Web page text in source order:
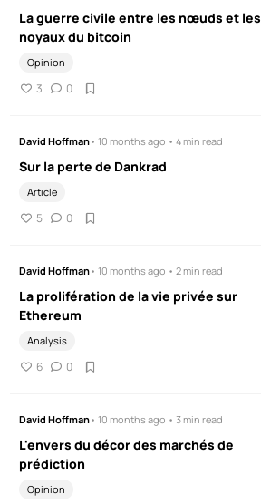
La guerre civile entre les nœuds et les
noyaux du bitcoin
Opinion
3 0
David Hoffman• 10 months ago • 4 min read
Sur la perte de Dankrad
Article
5 0
David Hoffman• 10 months ago • 2 min read
La prolifération de la vie privée sur
Ethereum
Analysis
6 0
David Hoffman• 10 months ago • 3 min read
L'envers du décor des marchés de
prédiction
Opinion